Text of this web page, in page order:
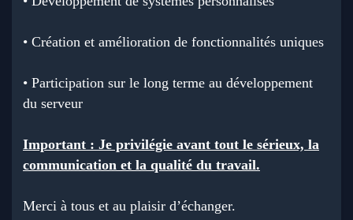
• Création et amélioration de fonctionnalités uniques
• Participation sur le long terme au développement
du serveur
Important : Je privilégie avant tout le sérieux, la
communication et la qualité du travail.
Merci à tous et au plaisir d’échanger.